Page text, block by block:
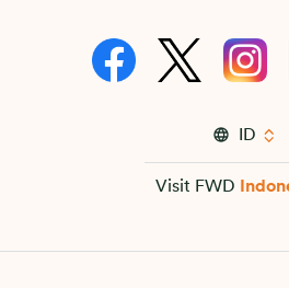
ID
Visit FWD